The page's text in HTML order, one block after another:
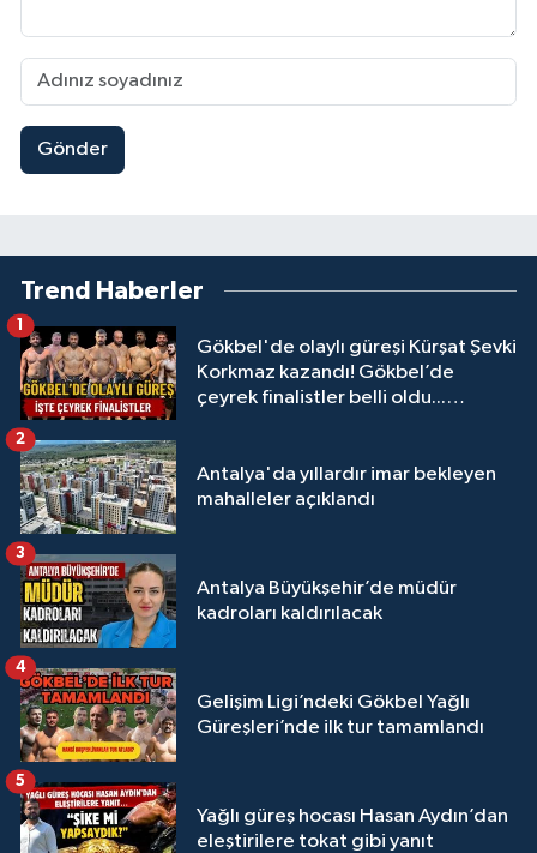
Gönder
Trend Haberler
Gökbel'de olaylı güreşi Kürşat Şevki
Korkmaz kazandı! Gökbel’de
çeyrek finalistler belli oldu...
1
Antalya'da yıllardır imar bekleyen
mahalleler açıklandı
2
Antalya Büyükşehir’de müdür
kadroları kaldırılacak
3
Gelişim Ligi’ndeki Gökbel Yağlı
Güreşleri’nde ilk tur tamamlandı
4
Yağlı güreş hocası Hasan Aydın’dan
eleştirilere tokat gibi yanıt
5